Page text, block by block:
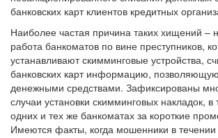
банковских карт клиентов кредитных
Наиболее частая причина таких хищений –
работа банкоматов по вине преступников,
устанавливают скимминговые устройства,
банковских карт информацию,
денежными средствами. Зафиксированы
случаи установки скимминговых накладок, в
одних и тех же банкоматах за короткие
Имеются факты, когда мошенники в